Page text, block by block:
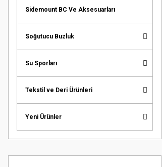
Sidemount BC Ve Aksesuarları
Soğutucu Buzluk
Su Sporları
Tekstil ve Deri Ürünleri
Yeni Ürünler